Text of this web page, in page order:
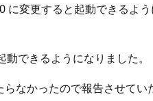
変更すると起動できるよ
できるようになりました。
なかったので報告させてい